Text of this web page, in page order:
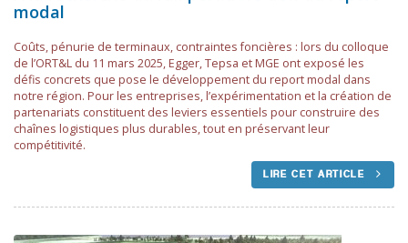
modal
Coûts, pénurie de terminaux, contraintes foncières : lors du colloque
de l’ORT&L du 11 mars 2025, Egger, Tepsa et MGE ont exposé les
défis concrets que pose le développement du report modal dans
notre région. Pour les entreprises, l’expérimentation et la création de
partenariats constituent des leviers essentiels pour construire des
chaînes logistiques plus durables, tout en préservant leur
compétitivité.
LIRE CET ARTICLE